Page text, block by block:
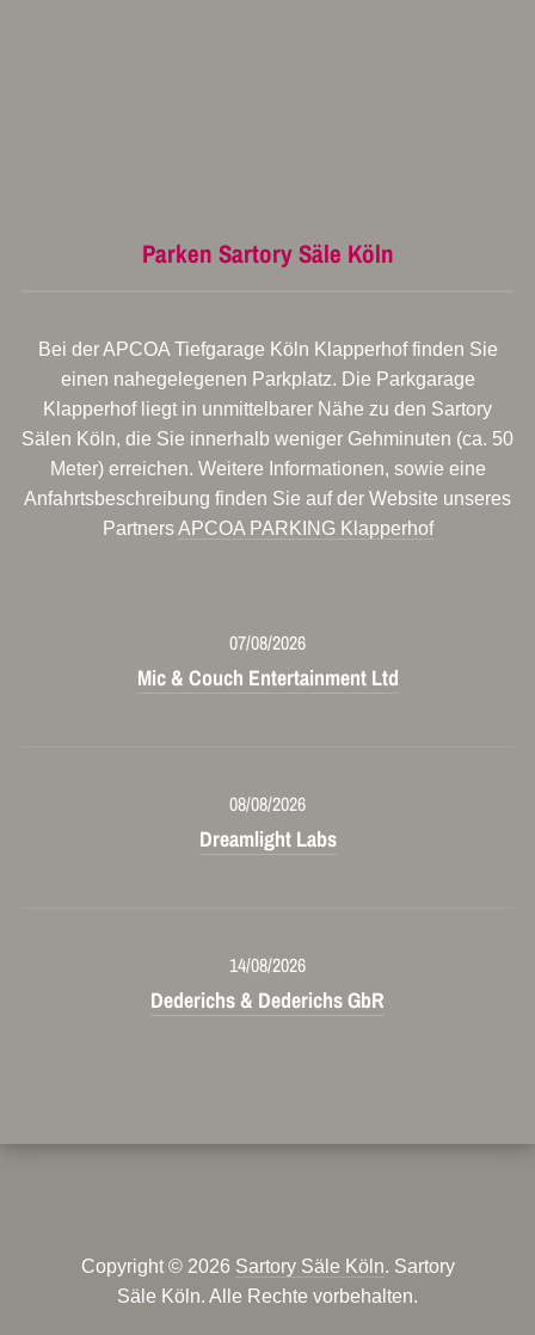
Parken Sartory Säle Köln
Bei der APCOA Tiefgarage Köln Klapperhof finden Sie
einen nahegelegenen Parkplatz. Die Parkgarage
Klapperhof liegt in unmittelbarer Nähe zu den Sartory
Sälen Köln, die Sie innerhalb weniger Gehminuten (ca. 50
Meter) erreichen. Weitere Informationen, sowie eine
Anfahrtsbeschreibung finden Sie auf der Website unseres
PartnersAPCOA PARKING Klapperhof
07/08/2026
Mic & Couch Entertainment Ltd
08/08/2026
Dreamlight Labs
14/08/2026
Dederichs & Dederichs GbR
Copyright © 2026 Sartory Säle Köln. Sartory
Säle Köln. Alle Rechte vorbehalten.